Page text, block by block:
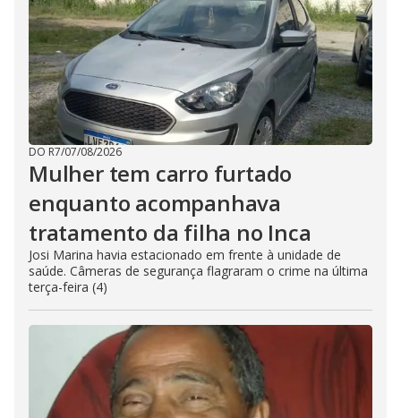
DO R7/07/08/2026
Mulher tem carro furtado
enquanto acompanhava
tratamento da filha no Inca
Josi Marina havia estacionado em frente à unidade de
saúde. Câmeras de segurança flagraram o crime na última
terça-feira (4)